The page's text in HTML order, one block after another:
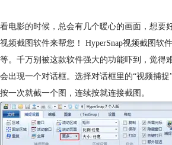
看电影的时候，总会有几个暖心的画面，想要
视频截图软件来帮您！ HyperSnap视频截图软
等。千万别被这款软件强大的功能吓到，觉得
会出现一个对话框。选择对话框里的“视频捕
按一次就截一个图，连续按就连接截图。